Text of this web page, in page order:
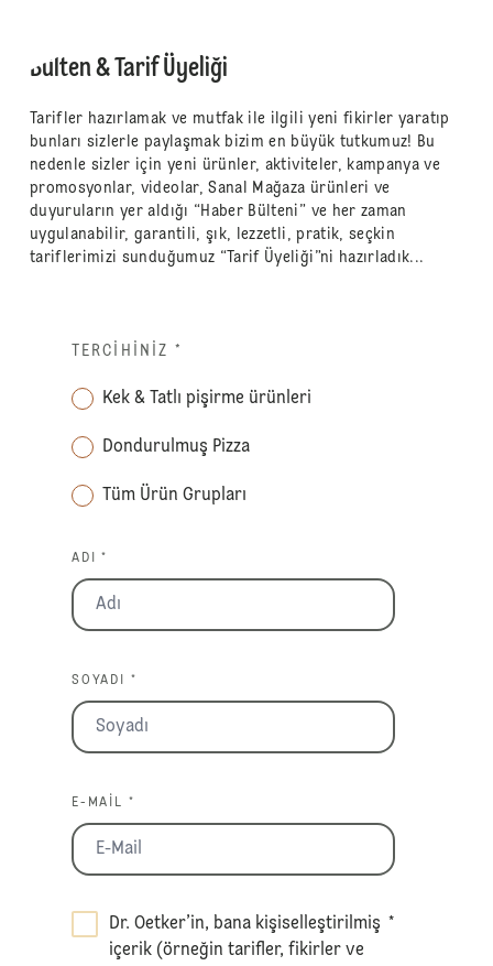
Bülten & Tarif Üyeliği
Tarifler hazırlamak ve mutfak ile ilgili yeni fikirler yaratıp
bunları sizlerle paylaşmak bizim en büyük tutkumuz! Bu
nedenle sizler için yeni ürünler, aktiviteler, kampanya ve
promosyonlar, videolar, Sanal Mağaza ürünleri ve
duyuruların yer aldığı “Haber Bülteni” ve her zaman
uygulanabilir, garantili, şık, lezzetli, pratik, seçkin
tariflerimizi sunduğumuz “Tarif Üyeliği”ni hazırladık...
TERCIHINIZ *
Kek & Tatlı pişirme ürünleri
Dondurulmuş Pizza
Tüm Ürün Grupları
ADI *
SOYADI *
E-MAIL *
Dr. Oetker’in, bana kişiselleştirilmiş
içerik (örneğin tarifler, fikirler ve
*